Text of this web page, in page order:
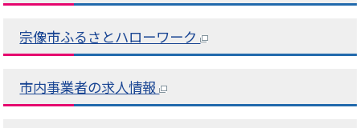
宗像市ふるさとハローワーク
市内事業者の求人情報